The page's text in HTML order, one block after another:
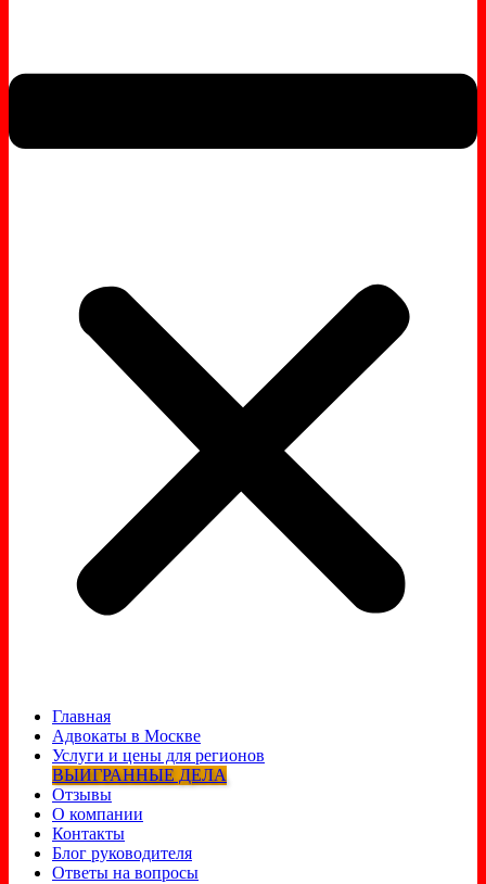
Главная
Адвокаты в Москве
Услуги и цены для регионов
ВЫИГРАННЫЕ ДЕЛА
Отзывы
О компании
Контакты
Блог руководителя
Ответы на вопросы